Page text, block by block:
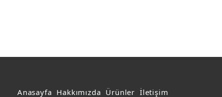
Anasayfa Hakkımızda Ürünler İletişim